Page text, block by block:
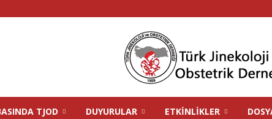
TJOD DUYURULAR ETKINLIKLER